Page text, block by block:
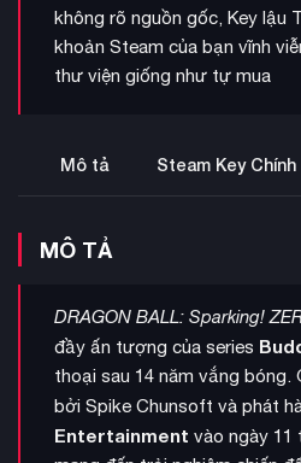
không rõ nguồn gốc, Key lậu
khoản Steam của bạn vĩnh
thư viện giống như tự mua
Mô tả Steam Key Chính
MÔ TẢ
DRAGON BALL: Sparking!
đầy ấn tượng của series
thoại sau 14 năm vắng
bởi Spike Chunsoft và phát
Entertainment vào ngày 11